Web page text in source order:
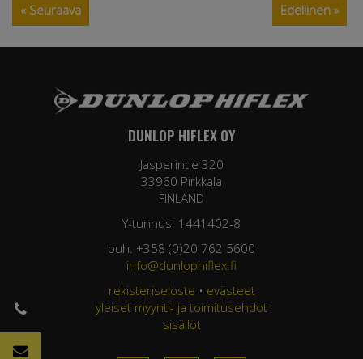
Edellinen »
« Seuraava
DUNLOP HIFLEX OY
Jasperintie 320
33960 Pirkkala
FINLAND
Y-tunnus: 1441402-8
puh. +358 (0)20 762 5600
info@dunlophiflex.fi
rekisteriseloste • evästeet
yleiset myynti- ja toimitusehdot
sisällöt